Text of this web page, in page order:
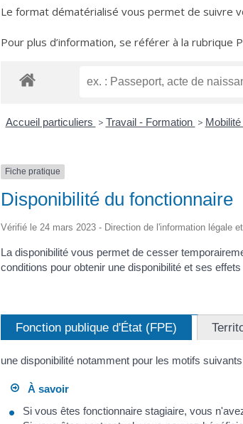
Le format dématérialisé vous permet de suivre
Pour plus d’information, se référer à la rubrique
Accueil particuliers > Travail - Formation >
Fiche pratique
Disponibilité du fonctionnaire
Vérifié le 24 mars 2023 - Direction de l'information légale
La disponibilité vous permet de cesser
conditions pour obtenir une disponibilité et ses
Fonction publique d'État (FPE)
une disponibilité notamment pour les motifs
À savoir
Si vous êtes fonctionnaire stagiaire, vous